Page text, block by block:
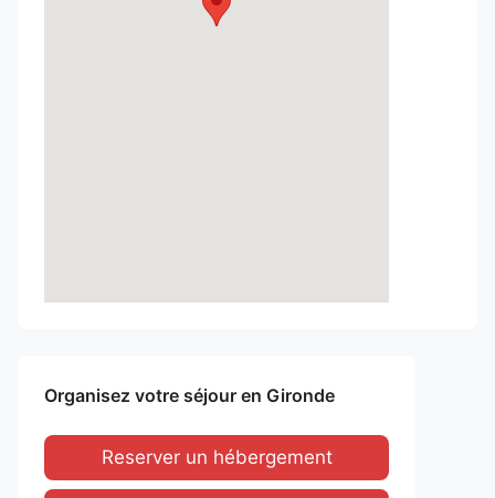
Organisez votre séjour en Gironde
Reserver un hébergement